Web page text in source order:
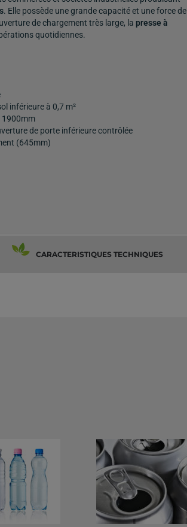
. Elle possède une grande capacité et une force de
de chargement très large, la presse à
quotidiennes.
inférieure à 0,7 m²
1900mm
de porte inférieure contrôlée
(645mm)
CARACTERISTIQUES TECHNIQUES